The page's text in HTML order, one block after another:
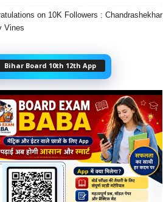
on 10K Followers : Chandrashekhar
Vines
Bihar Board 10th 12th App